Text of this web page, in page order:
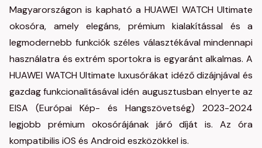
Magyarországon is kapható a HUAWEI WATCH Ultimate
okosóra, amely elegáns, prémium kialakítással és a
legmodernebb funkciók széles választékával mindennapi
használatra és extrém sportokra is egyaránt alkalmas. A
HUAWEI WATCH Ultimate luxusórákat idéző dizájnjával és
gazdag funkcionalitásával idén augusztusban elnyerte az
EISA (Európai Kép- és Hangszövetség) 2023-2024
legjobb prémium okosórájának járó díját is. Az óra
kompatibilis iOS és Android eszközökkel is.